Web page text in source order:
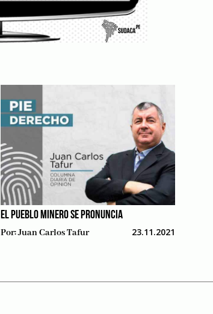
EL PUEBLO MINERO SE PRONUNCIA
Por:Juan Carlos Tafur 23.11.2021